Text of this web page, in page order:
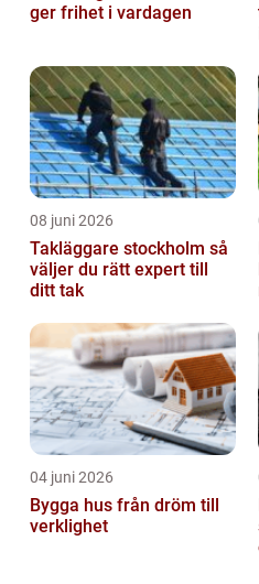
ger frihet i vardagen
08 juni 2026
Takläggare stockholm så
väljer du rätt expert till
ditt tak
04 juni 2026
Bygga hus från dröm till
verklighet